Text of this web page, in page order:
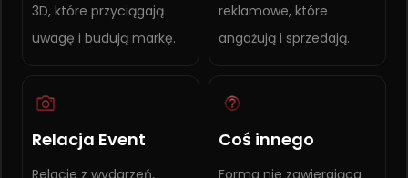
3D, które przyciągają
uwagę i budują markę.
reklamowe, które
angażują i sprzedają.
Relacja Event
Relacje z wydarzeń,
Coś innego
Forma nie zawierająca